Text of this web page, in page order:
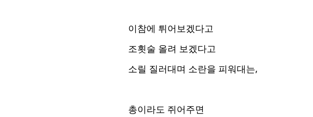
이참에 튀어보겠다고
조횟술 올려 보겠다고
소릴 질러대며 소란을 피워대는,
총이라도 쥐어주면